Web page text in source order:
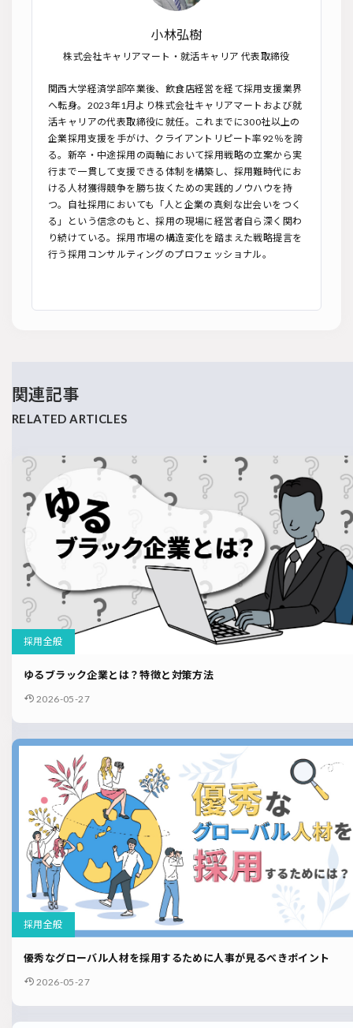
小林弘樹
株式会社キャリアマート・就活キャリア 代表取締役
関西大学経済学部卒業後、飲食店経営を経て採用支援業界
へ転身。2023年1月より株式会社キャリアマートおよび就
活キャリアの代表取締役に就任。これまでに300社以上の
企業採用支援を手がけ、クライアントリピート率92％を誇
る。新卒・中途採用の両軸において採用戦略の立案から実
行まで一貫して支援できる体制を構築し、採用難時代にお
ける人材獲得競争を勝ち抜くための実践的ノウハウを持
つ。自社採用においても「人と企業の真剣な出会いをつく
る」という信念のもと、採用の現場に経営者自ら深く関わ
り続けている。採用市場の構造変化を踏まえた戦略提言を
行う採用コンサルティングのプロフェッショナル。
関連記事
採用全般
ゆるブラック企業とは？特徴と対策方法
2026-05-27
採用全般
優秀なグローバル人材を採用するために人事が見るべきポイント
2026-05-27